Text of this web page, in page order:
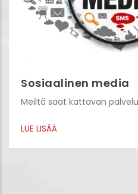
Sosiaalinen media
Meiltä saat kattavan
LUE LISÄÄ